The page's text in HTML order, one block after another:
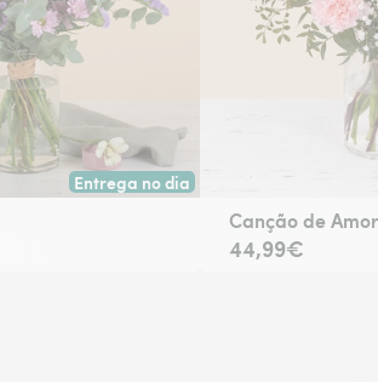
Entrega no dia
Entrega hoje ou na data à tua escolha.
Canção de Amor
44,99€